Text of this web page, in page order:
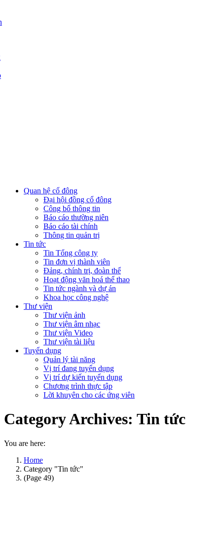
Quan hệ cổ đông
Đại hội đồng cổ đông
Công bố thông tin
Báo cáo thường niên
Báo cáo tài chính
Thông tin quản trị
Tin tức
Tin Tổng công ty
Tin đơn vị thành viên
Đảng, chính trị, đoàn thể
Hoạt động văn hoá thể thao
Tin tức ngành và dự án
Khoa học công nghệ
Thư viện
Thư viện ảnh
Thư viện âm nhạc
Thư viện Video
Thư viện tài liệu
Tuyển dụng
Quản lý tài năng
Vị trí đang tuyển dụng
Vị trí dự kiến tuyển dụng
Chương trình thực tập
Lời khuyên cho các ứng viên
Category Archives: Tin tức
You are here:
Home
Category "Tin tức"
(Page 49)